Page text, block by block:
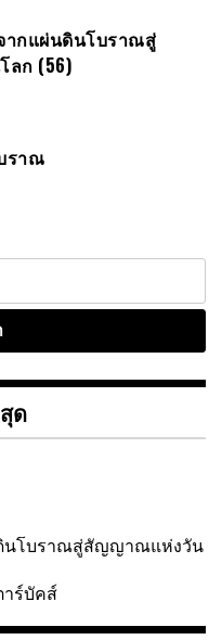
ากแผ่นดินโบราณสู่
ก (56)
ราณ
ด
ดินโบราณสู่สัญญาณแห่งวัน
าร์บัคส์